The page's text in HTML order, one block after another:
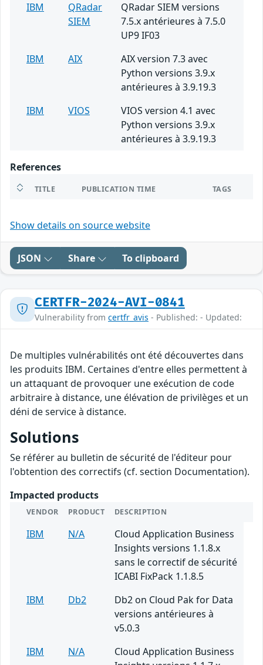
IBM
QRadar
SIEM
QRadar SIEM versions
7.5.x antérieures à 7.5.0
UP9 IF03
IBM
AIX
AIX version 7.3 avec
Python versions 3.9.x
antérieures à 3.9.19.3
IBM
VIOS
VIOS version 4.1 avec
Python versions 3.9.x
antérieures à 3.9.19.3
References
TITLE PUBLICATION TIME TAGS
Show details on source website
JSON Share To clipboard
CERTFR-2024-AVI-0841
Vulnerability from certfr_avis - Published: - Updated:
De multiples vulnérabilités ont été découvertes dans
les produits IBM. Certaines d'entre elles permettent à
un attaquant de provoquer une exécution de code
arbitraire à distance, une élévation de privilèges et un
déni de service à distance.
Solutions
Se référer au bulletin de sécurité de l'éditeur pour
l'obtention des correctifs (cf. section Documentation).
Impacted products
VENDOR PRODUCT DESCRIPTION
IBM N/A
Cloud Application Business
Insights versions 1.1.8.x
sans le correctif de sécurité
ICABI FixPack 1.1.8.5
IBM
Db2
Db2 on Cloud Pak for Data
versions antérieures à
v5.0.3
IBM
N/A
Cloud Application Business